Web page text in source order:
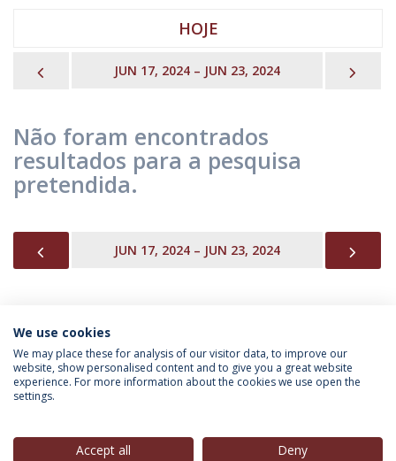
HOJE
PREVIOUSJUN 17, 2024 – JUN 23, 2024
Não foram encontrados
resultados para a pesquisa
pretendida.
PREVIOUSJUN 17, 2024 – JUN 23, 2024
INFORMAÇÃO PARA
We use cookies
We may place these for analysis of our visitor data, to improve our
website, show personalised content and to give you a great website
experience. For more information about the cookies we use open the
settings.
Accept all Deny